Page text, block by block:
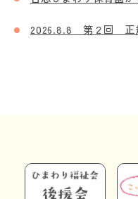
2026.8.8 第２回 正